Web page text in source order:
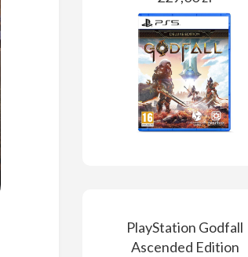
PlayStation Godfall
Ascended Edition